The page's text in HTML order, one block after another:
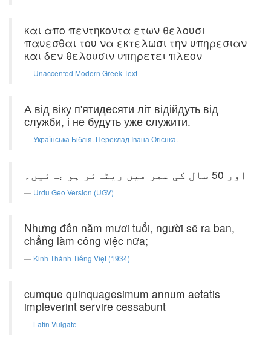
και απο πεντηκοντα ετων θελουσι
παυεσθαι του να εκτελωσι την υπηρεσιαν
και δεν θελουσιν υπηρετει πλεον
Unaccented Modern Greek Text
А від віку п'ятидесяти літ відійдуть від
служби, і не будуть уже служити.
Українська Біблія. Переклад Івана Огієнка.
اور 50 سال کی عمر میں ریٹائر ہو جائیں۔
Urdu Geo Version (UGV)
Nhưng đến năm mươi tuổi, người sẽ ra ban,
chẳng làm công việc nữa;
Kinh Thánh Tiếng Việt (1934)
cumque quinquagesimum annum aetatis
impleverint servire cessabunt
Latin Vulgate